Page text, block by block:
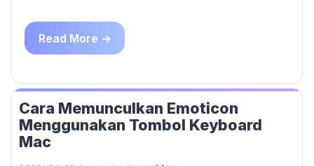
Read More →
Cara Memunculkan Emoticon
Menggunakan Tombol Keyboard
Mac